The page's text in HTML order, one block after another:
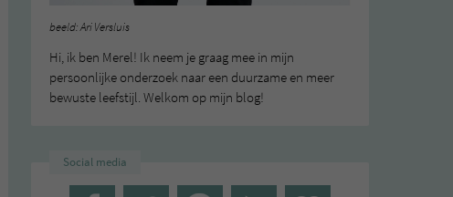
beeld: Ari Versluis
Hi, ik ben Merel! Ik neem je graag mee in mijn
persoonlijke onderzoek naar een duurzame en meer
bewuste leefstijl. Welkom op mijn blog!
Social media